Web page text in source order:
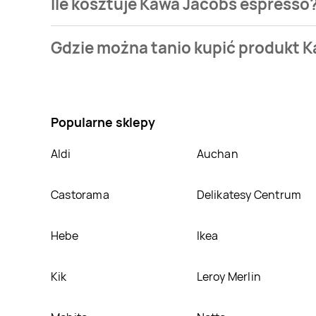
jest z sieciBiedronka. Kawa Jacobs espresso
Gdzie można tanio kupić produkt
Popularne sklepy
Aldi Auchan
Castorama Delikatesy Centrum
Hebe Ikea
Kik Leroy Merlin